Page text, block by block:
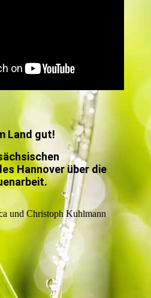
Land gut!
Hannover über die
und Christoph Kuhlmann